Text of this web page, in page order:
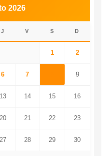
2026
J V S D
1 2
6 7 9
13 14 15 16
20 21 22 23
27 28 29 30